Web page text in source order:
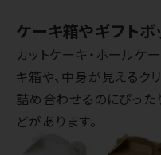
ケーキ箱やギフトボ
カットケーキ・ホールケ
キ箱や、中身が見えるク
詰め合わせるのにぴった
どがあります。